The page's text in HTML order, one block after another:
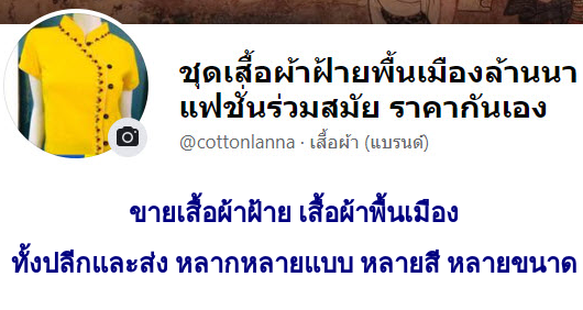
ขายเสื้อผ้าฝ้าย เสื้อผ้าพื้นเมือง
ทั้งปลีกและส่ง หลากหลายแบบ หลายสี หลายขนาด